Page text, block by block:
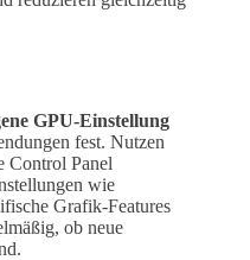
GPU-Einstellung
fest. Nutzen
Control Panel
wie
Grafik-Features
ob neue